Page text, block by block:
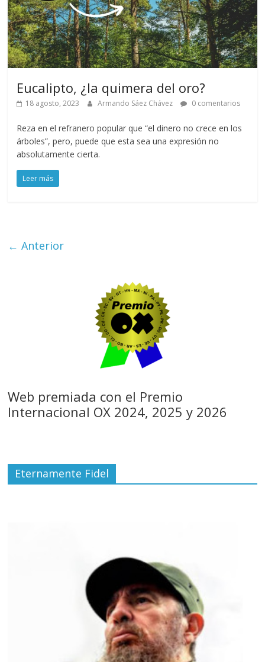
Eucalipto, ¿la quimera del oro?
18 agosto, 2023 Armando Sáez Chávez 0 comentarios
Reza en el refranero popular que “el dinero no crece en los
árboles”, pero, puede que esta sea una expresión no
absolutamente cierta.
Leer más
← Anterior
Web premiada con el Premio
Internacional OX 2024, 2025 y 2026
Eternamente Fidel